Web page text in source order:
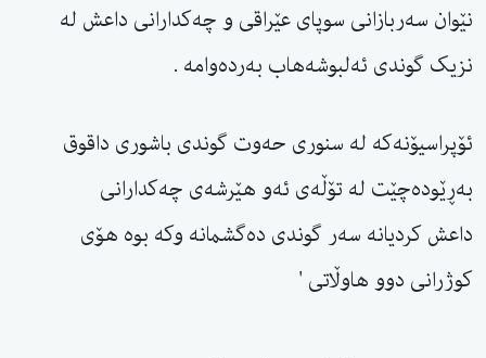
نێوان سەربازانی سوپای عێراقی و چەکدارانی داعش لە
نزیک گوندی ئەلبوشەهاب بەردەوامە .
ئۆپراسیۆنەکە لە سنوری حەوت گوندی باشوری داقوق
بەڕێودەچێت لە تۆڵەی ئەو هێرشەی چەکدارانی
داعش کردیانە سەر گوندی دەگشمانە وکە بوە هۆی
کوژرانی دوو هاوڵاتی '